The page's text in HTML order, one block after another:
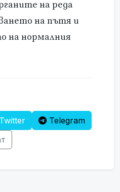
на реда
на пътя и
на нормалния
Twitter
Telegram